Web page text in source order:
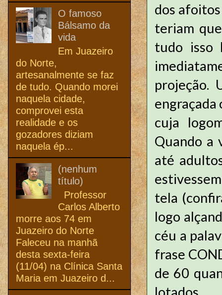
dos
teriam
tudo isso
projeção.
engraçada
cuja
Quando a
até
tela
logo
céu a
frase
de 60
lotados.
O famoso
Bálsamo da
vida
Em Juazeiro
do Norte,
artesanalmente se faz
de tudo. Quando morei
naquela cidade,
comprovei esta
realidade e os
gozadores diziam
naquela ép...
(nenhum
título)
Professor
Carlos Alberto
morre aos 74 em
Juazeiro do Norte
Faleceu na manhã
desta sexta-feira
(11/04) na Clínica Santa
Maria em Juazeiro d...